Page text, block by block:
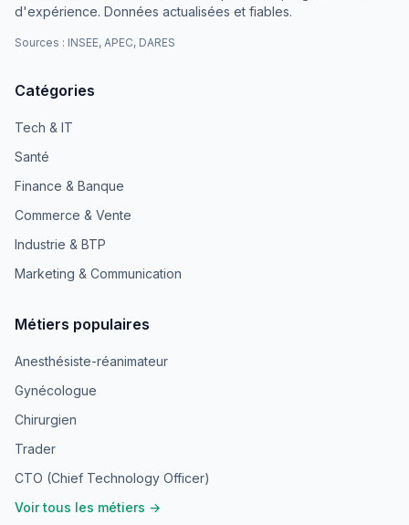
d'expérience. Données actualisées et fiables.
Sources : INSEE, APEC, DARES
Catégories
Tech & IT
Santé
Finance & Banque
Commerce & Vente
Industrie & BTP
Marketing & Communication
Métiers populaires
Anesthésiste-réanimateur
Gynécologue
Chirurgien
Trader
CTO (Chief Technology Officer)
Voir tous les métiers →